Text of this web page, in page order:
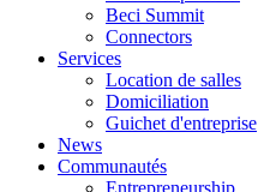
Beci Summit
Connectors
Services
Location de salles
Domiciliation
Guichet d'entreprise
News
Communautés
Entrepreneurship